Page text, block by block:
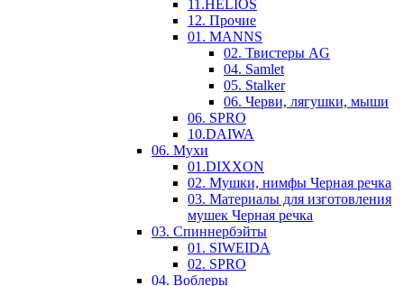
11.HELIOS
12. Прочие
01. MANNS
02. Твистеры AG
04. Samlet
05. Stalker
06. Черви, лягушки, мыши
06. SPRO
10.DAIWA
06. Мухи
01.DIXXON
02. Мушки, нимфы Черная речка
03. Материалы для изготовления
мушек Черная речка
03. Cпиннербэйты
01. SIWEIDA
02. SPRO
04. Воблеры